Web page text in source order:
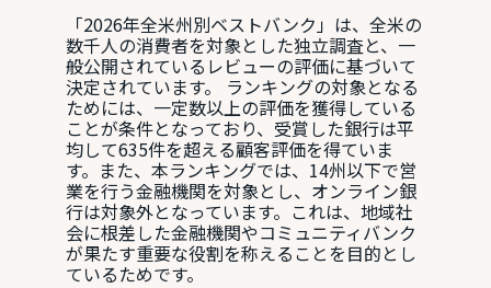
「2026年全米州別ベストバンク」は、全米の
数千人の消費者を対象とした独立調査と、一
般公開されているレビューの評価に基づいて
決定されています。 ランキングの対象となる
ためには、一定数以上の評価を獲得している
ことが条件となっており、受賞した銀行は平
均して635件を超える顧客評価を得ていま
す。また、本ランキングでは、14州以下で営
業を行う金融機関を対象とし、オンライン銀
行は対象外となっています。これは、地域社
会に根差した金融機関やコミュニティバンク
が果たす重要な役割を称えることを目的とし
ているためです。